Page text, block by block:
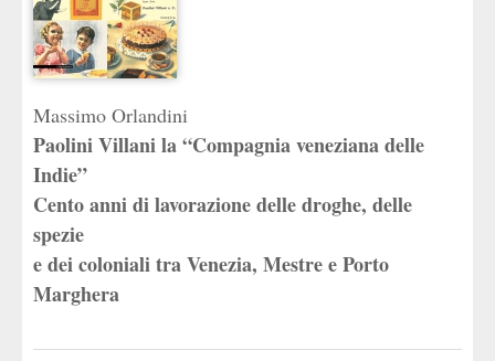
Massimo Orlandini
Paolini Villani la “Compagnia veneziana delle
Indie”
Cento anni di lavorazione delle droghe, delle
spezie
e dei coloniali tra Venezia, Mestre e Porto
Marghera